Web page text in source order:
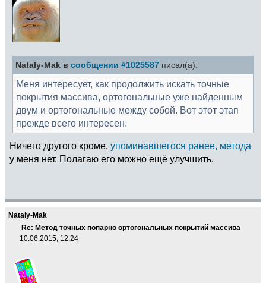
Nataly-Mak в сообщении #1025587 писал(а):
Меня интересует, как продолжить искать точные
покрытия массива, ортогональные уже найденным
двум и ортогональные между собой. Вот этот этап
прежде всего интересен.
Ничего другого кроме, упоминавшегося ранее, метода
у меня нет. Полагаю его можно ещё улучшить.
Nataly-Mak
Re: Метод точных попарно ортогональных покрытий массива
10.06.2015, 12:24